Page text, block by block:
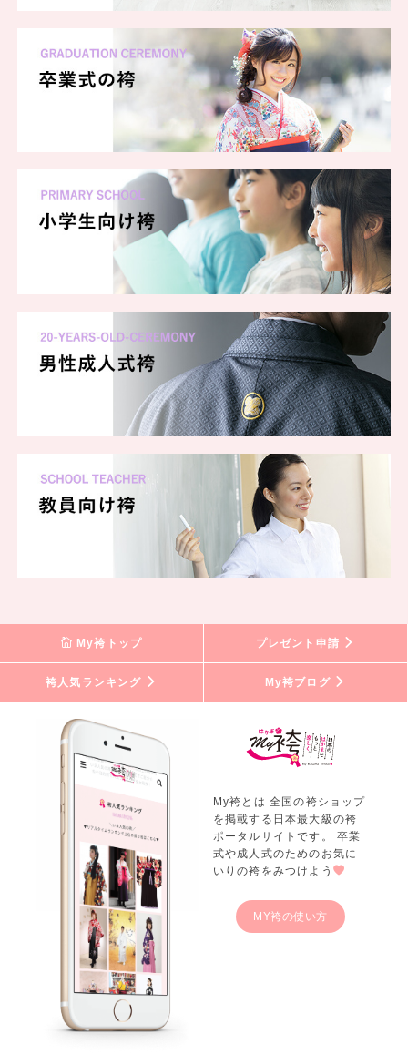
My袴トップ プレゼント申請
袴人気ランキング My袴ブログ
My袴とは 全国の袴ショップ
を掲載する日本最大級の袴
ポータルサイトです。 卒業
式や成人式のためのお気に
いりの袴をみつけよう
MY袴の使い方